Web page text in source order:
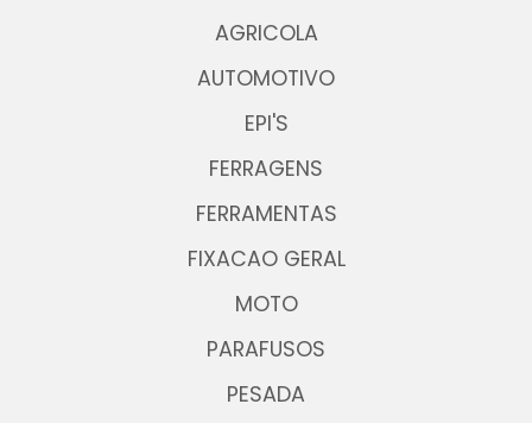
AGRICOLA
AUTOMOTIVO
EPI'S
FERRAGENS
FERRAMENTAS
FIXACAO GERAL
MOTO
PARAFUSOS
PESADA